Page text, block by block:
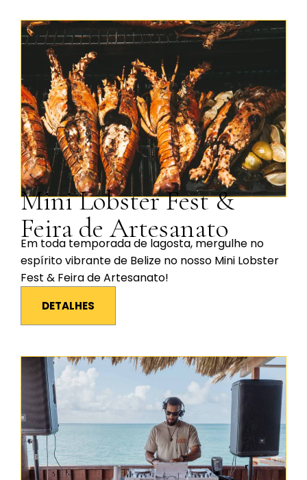
Mini Lobster Fest &
Feira de Artesanato
Em toda temporada de lagosta, mergulhe no
espírito vibrante de Belize no nosso Mini Lobster
Fest & Feira de Artesanato!
DETALHES